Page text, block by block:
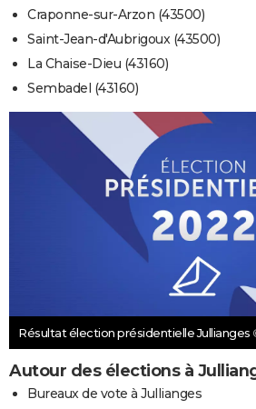
Craponne-sur-Arzon (43500)
Saint-Jean-d'Aubrigoux (43500)
La Chaise-Dieu (43160)
Sembadel (43160)
Résultat élection présidentielle Jullianges
Autour des élections à
Bureaux de vote à Jullianges